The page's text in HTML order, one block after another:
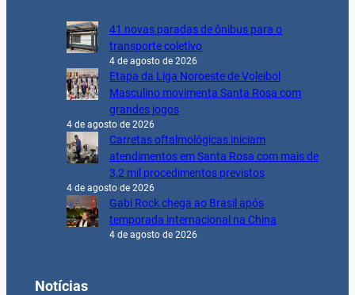
41 novas paradas de ônibus para o
transporte coletivo
4 de agosto de 2026
Etapa da Liga Noroeste de Voleibol
Masculino movimenta Santa Rosa com
grandes jogos
4 de agosto de 2026
Carretas oftalmológicas iniciam
atendimentos em Santa Rosa com mais de
3,2 mil procedimentos previstos
4 de agosto de 2026
Gabi Rock chega ao Brasil após
temporada internacional na China
4 de agosto de 2026
Notícias